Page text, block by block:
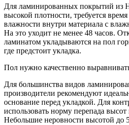
Для ламинированных покрытий из
высокой плотности, требуется
влажности внутри материала с
На это уходит не менее 48 часов.
ламинатом укладываются на пол
где предстоит укладка.
Пол нужно качественно
Для большинства видов
производители рекомендуют
основание перед укладкой. Для
использовать норму перепада
Небольшие неровности высотой до